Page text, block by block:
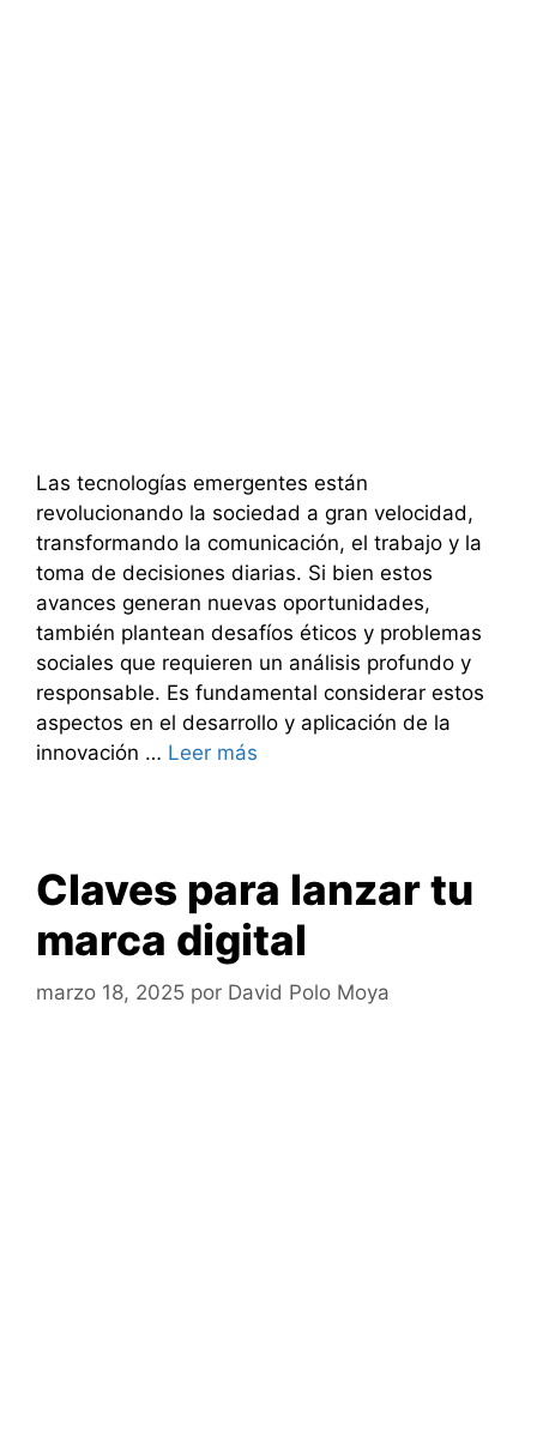
Las tecnologías emergentes están
revolucionando la sociedad a gran velocidad,
transformando la comunicación, el trabajo y la
toma de decisiones diarias. Si bien estos
avances generan nuevas oportunidades,
también plantean desafíos éticos y problemas
sociales que requieren un análisis profundo y
responsable. Es fundamental considerar estos
aspectos en el desarrollo y aplicación de la
innovación … Leer más
Claves para lanzar tu
marca digital
marzo 18, 2025 por David Polo Moya